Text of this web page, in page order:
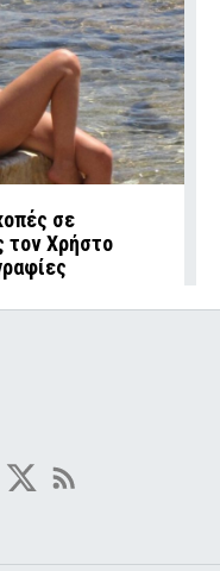
σε
τον Χρήστο